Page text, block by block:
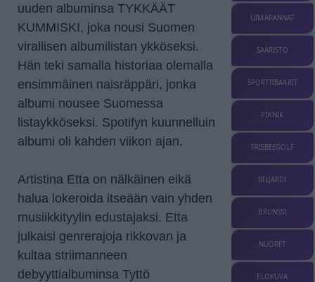
uuden albuminsa TYKKÄÄT
KUMMISKI, joka nousi Suomen
virallisen albumilistan ykköseksi.
Hän teki samalla historiaa olemalla
ensimmäinen naisräppäri, jonka
albumi nousee Suomessa
listaykköseksi. Spotifyn kuunnelluin
albumi oli kahden viikon ajan.
Artistina Etta on nälkäinen eikä
halua lokeroida itseään vain yhden
musiikkityylin edustajaksi. Etta
julkaisi genrerajoja rikkovan ja
kultaa striimanneen
debyyttialbuminsa Tyttö
UIMARANNAT
SAARISTO
SPORTTIBAARIT
PIKNIK
FRISBEEGOLF
BILJARDI
BRUNSSI
NUORET
ELOKUVA